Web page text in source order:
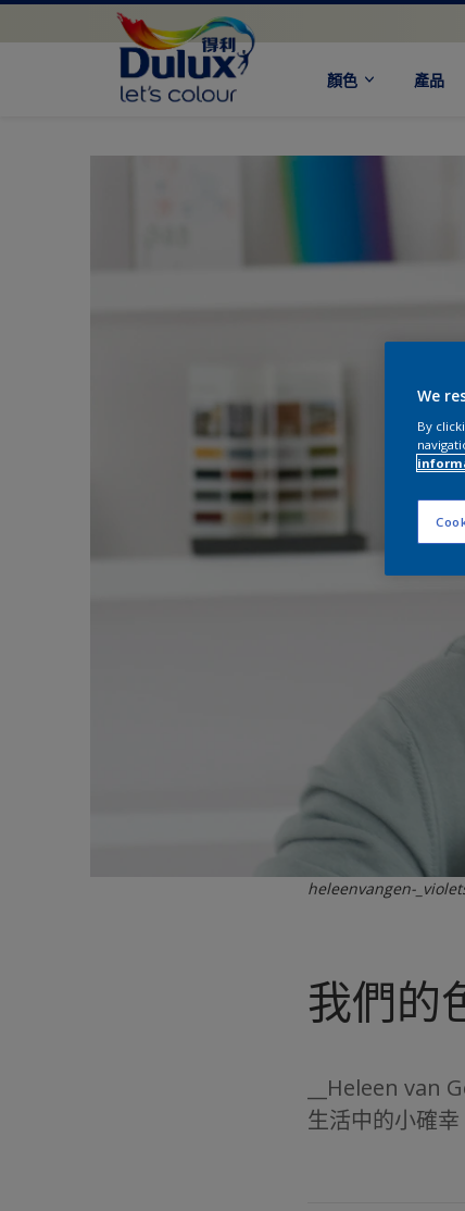
顏色 產品
heleenvangen-
我們的
__Heleen van
生活中的小確
We
By